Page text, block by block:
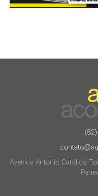
Avenida Antonio Candido